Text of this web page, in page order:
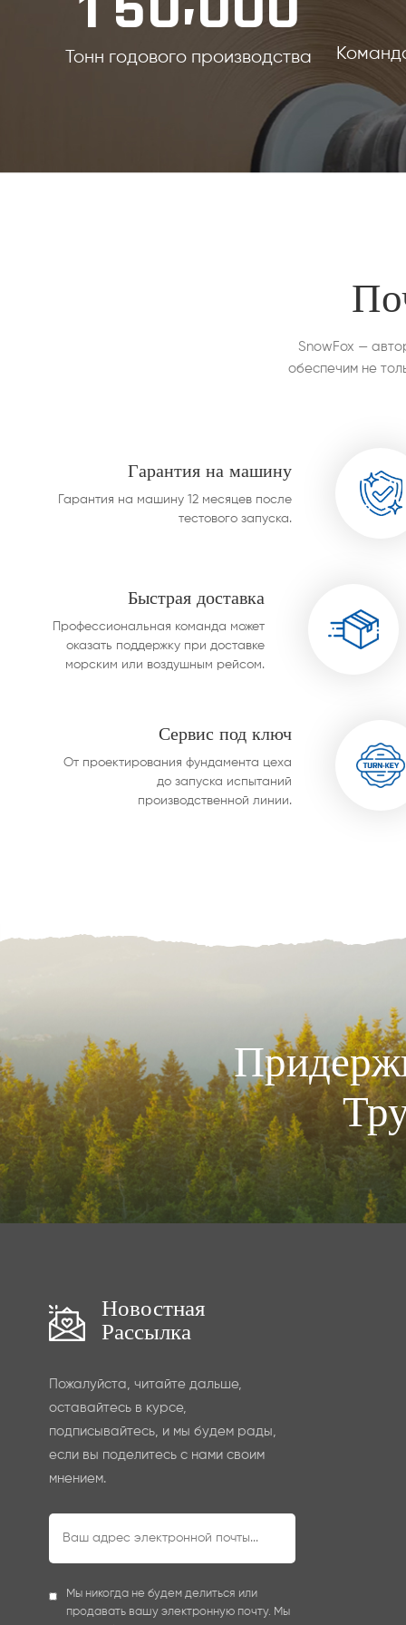
Тонн годового производства
SnowFox —
обеспечим не
Гарантия на машину
Гарантия на машину 12 месяцев после
тестового запуска.
Быстрая доставка
Профессиональная команда может
оказать поддержку при доставке
морским или воздушным рейсом.
Сервис под ключ
От проектирования фундамента цеха
до запуска испытаний
производственной линии.
Новостная
Рассылка
Пожалуйста, читайте дальше,
оставайтесь в курсе,
подписывайтесь, и мы будем рады,
если вы поделитесь с нами своим
мнением.
Мы никогда не будем делиться или
продавать вашу электронную почту. Мы